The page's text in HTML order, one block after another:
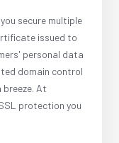
secure multiple
issued to
personal data
domain control
At
protection you